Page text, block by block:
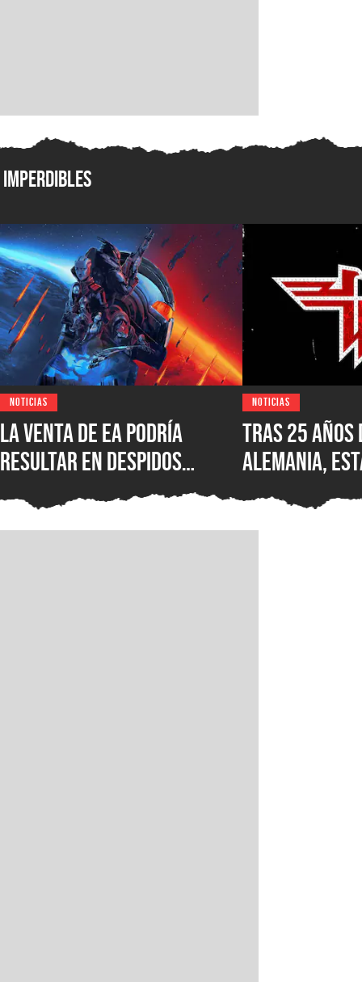
Imperdibles
NOTICIAS
La venta de EA podría
resultar en despidos
masivos y la venta de
estudios como BioWare,
NOTICIAS
Tras 25 años
Alemania,
disponible